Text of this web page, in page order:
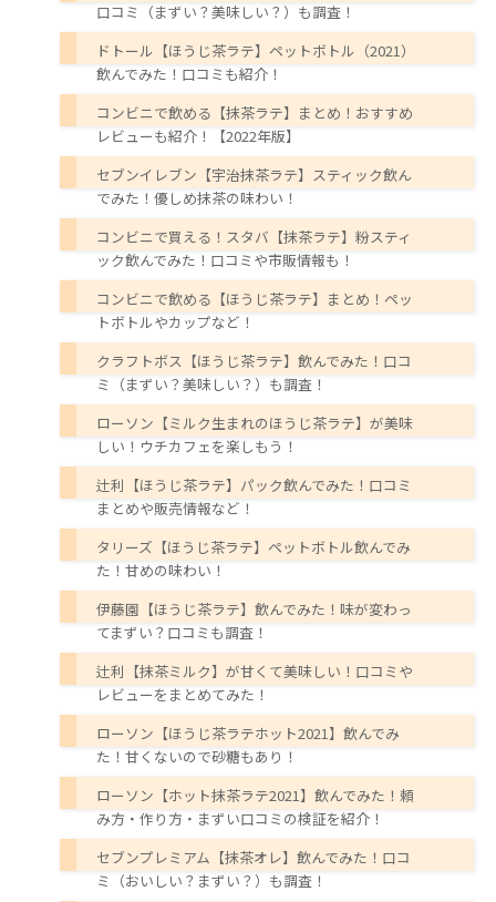
口コミ（まずい？美味しい？）も調査！
ドトール【ほうじ茶ラテ】ペットボトル（2021）
飲んでみた！口コミも紹介！
コンビニで飲める【抹茶ラテ】まとめ！おすすめ
レビューも紹介！【2022年版】
セブンイレブン【宇治抹茶ラテ】スティック飲ん
でみた！優しめ抹茶の味わい！
コンビニで買える！スタバ【抹茶ラテ】粉スティ
ック飲んでみた！口コミや市販情報も！
コンビニで飲める【ほうじ茶ラテ】まとめ！ペッ
トボトルやカップなど！
クラフトボス【ほうじ茶ラテ】飲んでみた！口コ
ミ（まずい？美味しい？）も調査！
ローソン【ミルク生まれのほうじ茶ラテ】が美味
しい！ウチカフェを楽しもう！
辻利【ほうじ茶ラテ】パック飲んでみた！口コミ
まとめや販売情報など！
タリーズ【ほうじ茶ラテ】ペットボトル飲んでみ
た！甘めの味わい！
伊藤園【ほうじ茶ラテ】飲んでみた！味が変わっ
てまずい？口コミも調査！
辻利【抹茶ミルク】が甘くて美味しい！口コミや
レビューをまとめてみた！
ローソン【ほうじ茶ラテホット2021】飲んでみ
た！甘くないので砂糖もあり！
ローソン【ホット抹茶ラテ2021】飲んでみた！頼
み方・作り方・まずい口コミの検証を紹介！
セブンプレミアム【抹茶オレ】飲んでみた！口コ
ミ（おいしい？まずい？）も調査！